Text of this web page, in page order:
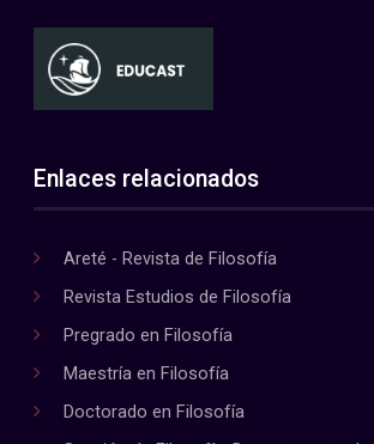
Enlaces relacionados
Areté - Revista de Filosofía
Revista Estudios de Filosofía
Pregrado en Filosofía
Maestría en Filosofía
Doctorado en Filosofía